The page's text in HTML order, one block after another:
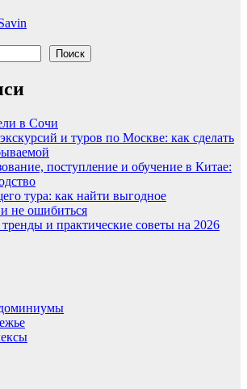
Поиск
в Сочи
и туров по Москве: как сделать
поступление и обучение в Китае:
тура: как найти выгодное
не ошибиться
и практические советы на 2026